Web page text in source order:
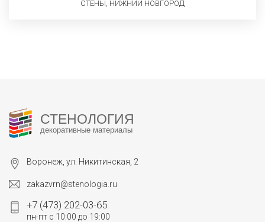
СТЕНЫ, НИЖНИЙ НОВГОРОД
СТЕНОЛОГИЯ
декоративные материалы
Воронеж, ул. Никитинская, 2
zakazvrn@stenologia.ru
+7 (473) 202-03-65
пн-пт с 10:00 до 19:00